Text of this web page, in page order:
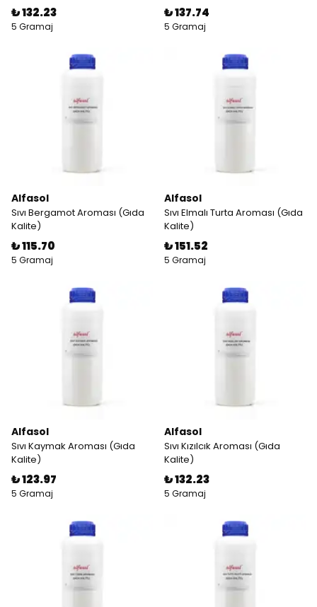
₺ 132.23
5 Gramaj
₺ 137.74
5 Gramaj
Alfasol
Sıvı Bergamot Aroması (Gıda
Kalite)
₺ 115.70
5 Gramaj
Alfasol
Sıvı Elmalı Turta Aroması (Gıda
Kalite)
₺ 151.52
5 Gramaj
Alfasol
Sıvı Kaymak Aroması (Gıda
Kalite)
₺ 123.97
5 Gramaj
Alfasol
Sıvı Kızılcık Aroması (Gıda
Kalite)
₺ 132.23
5 Gramaj